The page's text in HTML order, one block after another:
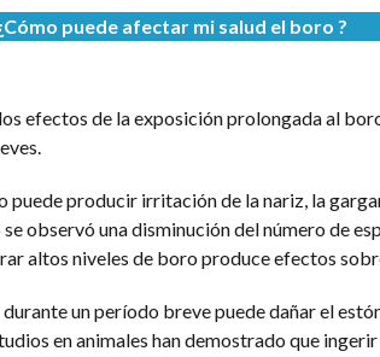
Cómo puede afectar mi salud el boro ?
efectos de la exposición prolongada al
puede producir irritación de la nariz, la
observó una disminución del número de
altos niveles de boro produce efectos
un período breve puede dañar el
en animales han demostrado que